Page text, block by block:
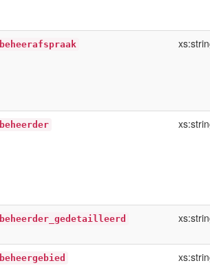
beheerafspraak
beheerder
beheerder_gedetailleerd
beheergebied